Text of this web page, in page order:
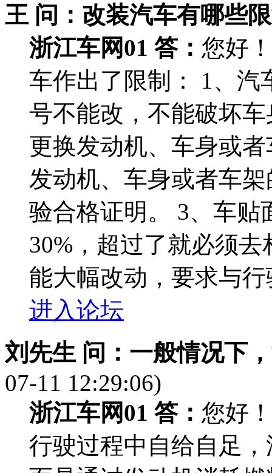
王 问： 改装汽车有哪些
浙江车网01 答： 您好
车作出了限制： 1、汽
号不能改，不能破坏
更换发动机、车身或
发动机、车身或者车
验合格证明。 3、车贴
30%，超过了就必须
能大幅改动，要求与
进入论坛
刘先生 问： 一般情况下
07-11 12:29:06)
浙江车网01 答： 您好
行驶过程中自给自足